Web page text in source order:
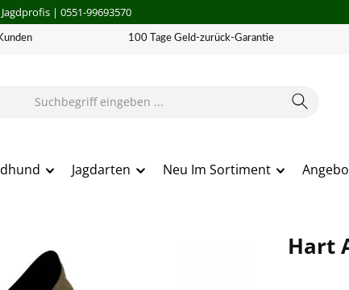
| 0551-99693570
100 Tage Geld-zurück-Garantie
Jagdarten Neu Im Sortiment
Hart